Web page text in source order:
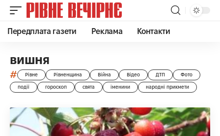
Передплата газети Реклама Контакти
вишня
# Рівне Рівненщина Війна Відео ДТП Фото
події гороскоп свята іменини народні прикмети